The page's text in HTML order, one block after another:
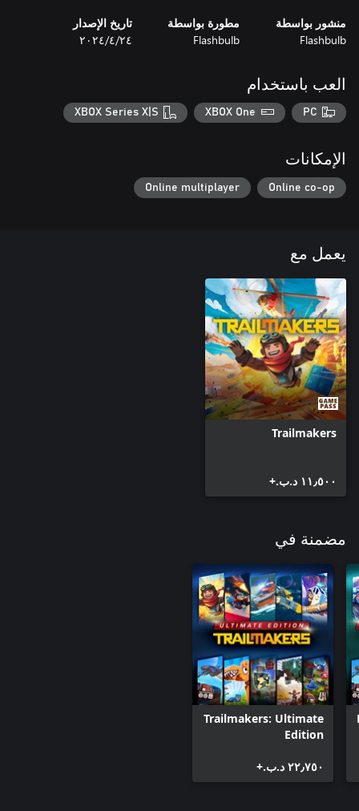
وبالطبع ملصقات ذات ثيمة الإنقاذ لاستكمال تجميلك الحضري.
منشور بواسطة
Flashbulb
مطورة بواسطة
Flashbulb
تاريخ الإصدار
٢٤‏/٤‏/٢٠٢٤
العب باستخدام
PC
XBOX One
XBOX Series X|S
الإمكانات
Online co-op
Online multiplayer
يعمل مع
Trailmakers
١١٫٥٠٠ د.ب.‏+
مضمنة في
Trailmakers: Ultimate
Edition
٢٢٫٧٥٠ د.ب.‏+